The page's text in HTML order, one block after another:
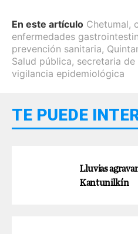
En este artículo Chetumal,
enfermedades
prevención sanitaria,
Salud pública, secretaria de
vigilancia epidemiológica
TE PUEDE
Lluvias
Kantunilkín